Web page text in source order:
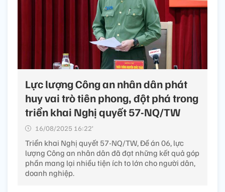
Lực lượng Công an nhân dân phát
huy vai trò tiên phong, đột phá trong
triển khai Nghị quyết 57-NQ/TW
16/08/2025 16:22’
Triển khai Nghị quyết 57-NQ/TW, Đề án 06, lực
lượng Công an nhân dân đã đạt những kết quả góp
phần mang lại nhiều tiện ích to lớn cho người dân,
doanh nghiệp.